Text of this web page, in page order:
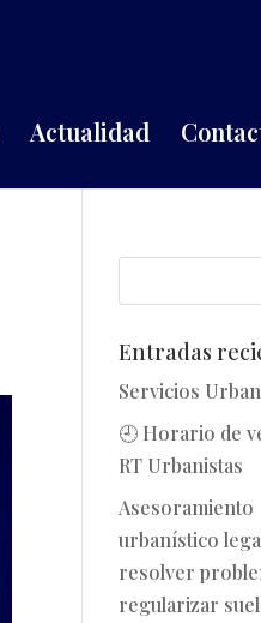
Actualidad
Entradas
Servicios
🕘 Horario de
RT Urbanistas
Asesoramiento
urbanístico
resolver
regularizar